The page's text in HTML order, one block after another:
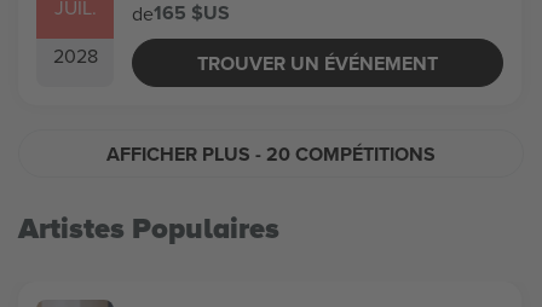
JUIL.
2028
de165 $US
TROUVER UN ÉVÉNEMENT
AFFICHER PLUS - 20 COMPÉTITIONS
Artistes Populaires